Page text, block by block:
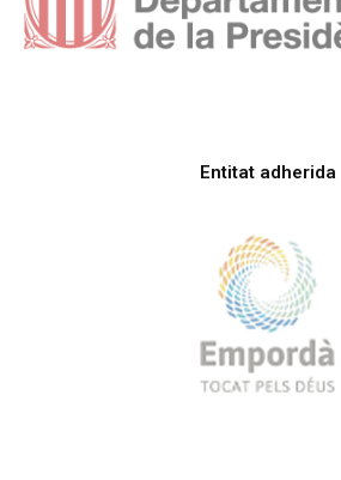
Entitat adherida